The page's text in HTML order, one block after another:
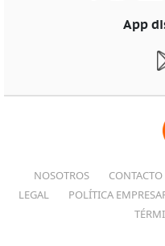
App
NOSOTROS CONTACTO
LEGAL
POLÍTICA